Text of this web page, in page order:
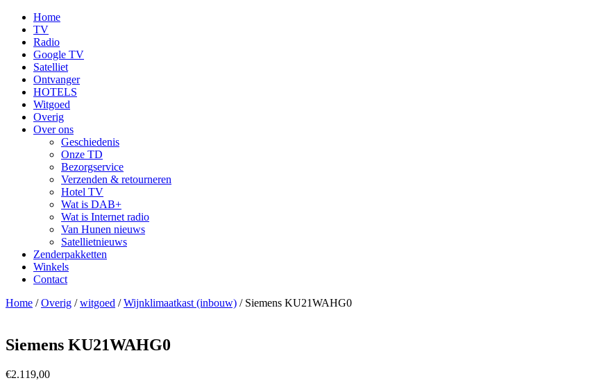
Home
TV
Radio
Google TV
Satelliet
Ontvanger
HOTELS
Witgoed
Overig
Over ons
Geschiedenis
Onze TD
Bezorgservice
Verzenden & retourneren
Hotel TV
Wat is DAB+
Wat is Internet radio
Van Hunen nieuws
Satellietnieuws
Zenderpakketten
Winkels
Contact
Home /Overig /witgoed /Wijnklimaatkast (inbouw) / Siemens KU21WAHG0
Siemens KU21WAHG0
€2.119,00